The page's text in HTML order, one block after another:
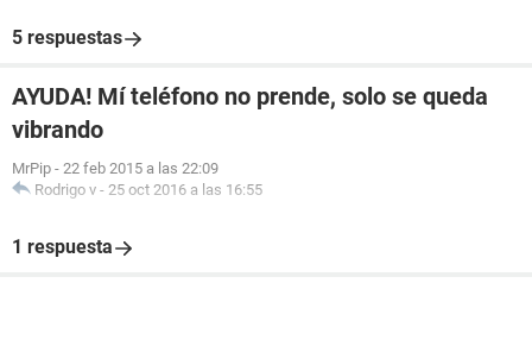
5 respuestas
AYUDA! Mí teléfono no prende, solo se queda
vibrando
MrPip - 22 feb 2015 a las 22:09
Rodrigo v - 25 oct 2016 a las 16:55
1 respuesta